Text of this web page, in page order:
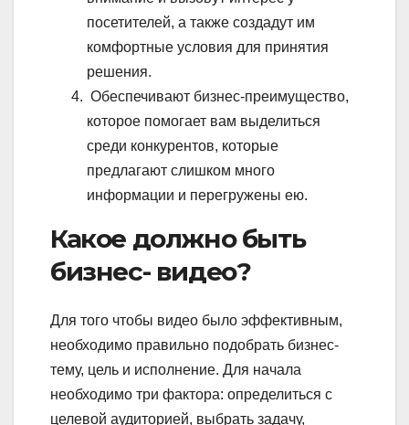
посетителей, а также создадут им
комфортные условия для принятия
решения.
Обеспечивают бизнес-преимущество,
которое помогает вам выделиться
среди конкурентов, которые
предлагают слишком много
информации и перегружены ею.
Какое должно быть
бизнес- видео?
Для того чтобы видео было эффективным,
необходимо правильно подобрать бизнес-
тему, цель и исполнение. Для начала
необходимо три фактора: определиться с
целевой аудиторией, выбрать задачу,